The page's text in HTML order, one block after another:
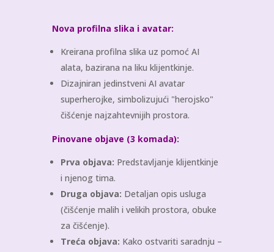
Nova profilna slika i avatar:
Kreirana profilna slika uz pomoć AI
alata, bazirana na liku klijentkinje.
Dizajniran jedinstveni AI avatar
superherojke, simbolizujući "herojsko"
čišćenje najzahtevnijih prostora.
Pinovane objave (3 komada):
Prva objava: Predstavljanje klijentkinje
i njenog tima.
Druga objava: Detaljan opis usluga
(čišćenje malih i velikih prostora, obuke
za čišćenje).
Treća objava: Kako ostvariti saradnju –